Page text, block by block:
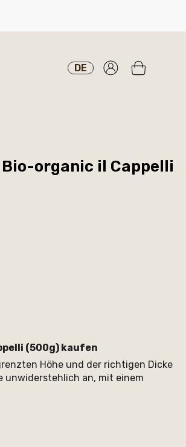
DE
Bio-organic il Cappelli
(500g) kaufen
Höhe und der richtigen Dicke
unwiderstehlich an, mit einem